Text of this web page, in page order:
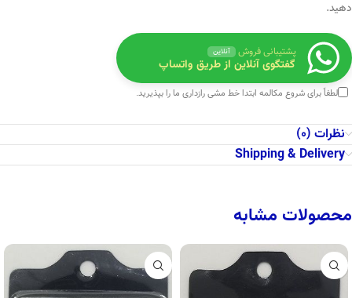
دهید.
پشتیبانی فروش آنلاین
گفتگوی آنلاین از طریق واتساپ
لطفاً برای شروع مکالمه ابتداخط مشی رازداری ما را بپذیرید.
نظرات (0)
Shipping & Delivery
محصولات مشابه